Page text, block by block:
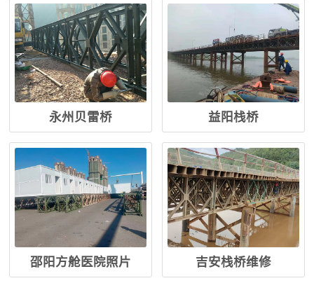
永州贝雷桥 益阳栈桥
邵阳方舱医院照片 吉安栈桥维修